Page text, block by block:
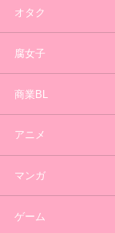
オタク
腐女子
商業BL
アニメ
マンガ
ゲーム